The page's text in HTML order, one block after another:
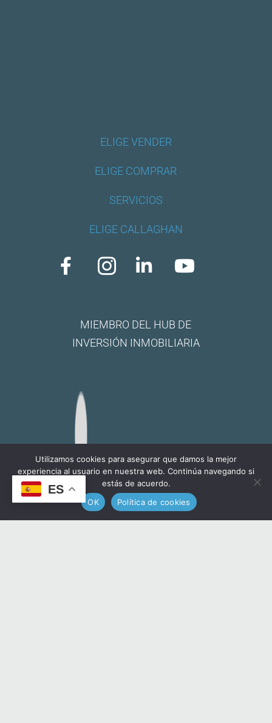
ELIGE VENDER
ELIGE COMPRAR
SERVICIOS
ELIGE CALLAGHAN
   
MIEMBRO DEL HUB DE
INVERSIÓN INMOBILIARIA
ES
Utilizamos cookies para asegurar que damos la mejor
experiencia al usuario en nuestra web. Continúa navegando si
estás de acuerdo.
OK
Política de cookies